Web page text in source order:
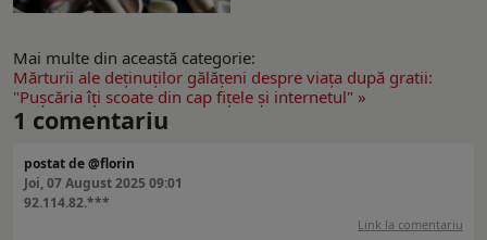
Mai multe din această categorie:
Mărturii ale deţinuţilor gălăţeni despre viaţa după gratii:
"Puşcăria îţi scoate din cap fiţele şi internetul" »
1 comentariu
postat de @florin
Joi, 07 August 2025 09:01
92.114.82.***
Link la comentariu